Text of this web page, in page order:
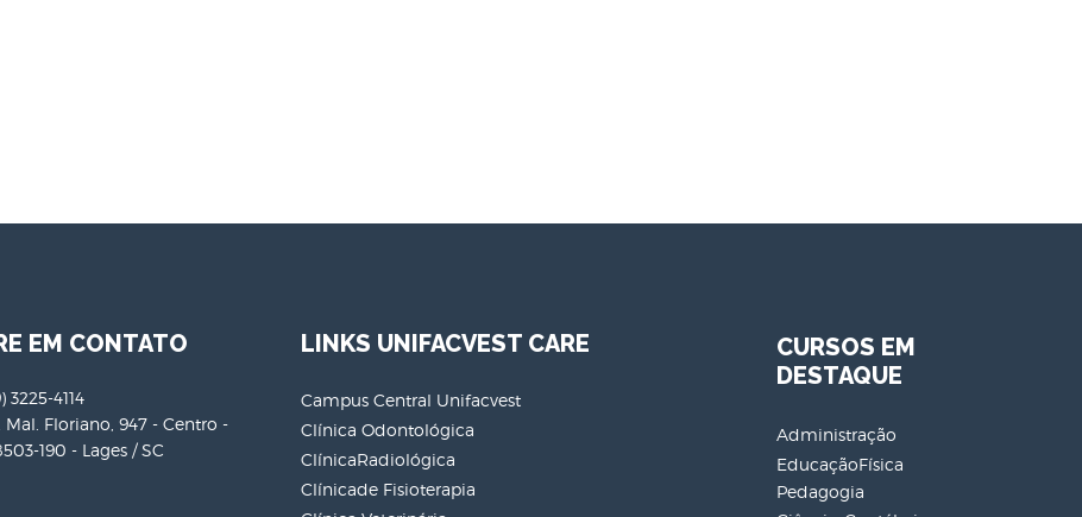
EM CONTATO
3225-4114
Mal. Floriano, 947 - Centro -
190 - Lages / SC
LINKS UNIFACVEST CARE
Campus Central Unifacvest
Clínica Odontológica
ClínicaRadiológica
Clínicade Fisioterapia
CURSOS EM
DESTAQUE
Administração
EducaçãoFísica
Pedagogia